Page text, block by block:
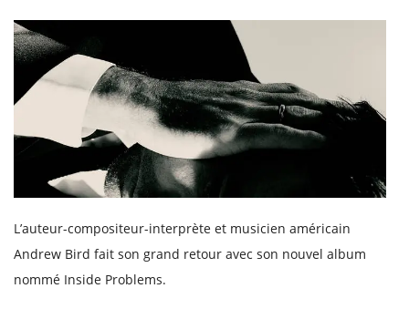
L’auteur-compositeur-interprète et musicien américain
Andrew Bird fait son grand retour avec son nouvel album
nommé Inside Problems.